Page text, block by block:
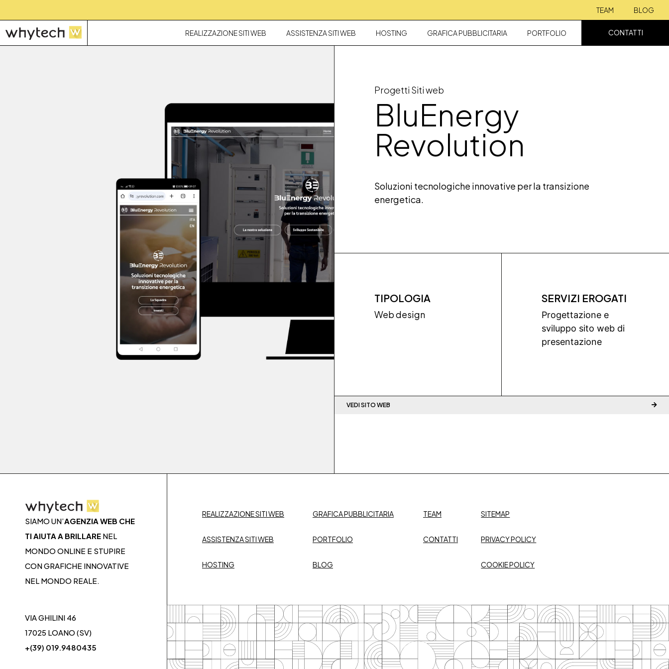
TEAM BLOG
REALIZZAZIONE SITI WEB ASSISTENZA SITI WEB HOSTING GRAFICA PUBBLICITARIA PORTFOLIO CONTATTI
Progetti Siti web
BluEnergy
Revolution
Soluzioni tecnologiche innovative per la transizione
energetica.
TIPOLOGIA
Web design
SERVIZI EROGATI
Progettazione e
sviluppo sito web di
presentazione
VEDI SITO WEB
SIAMO UN’AGENZIA WEB CHE
TI AIUTA A BRILLARE NEL
MONDO ONLINE E STUPIRE
CON GRAFICHE INNOVATIVE
NEL MONDO REALE.
VIA GHILINI 46
17025 LOANO (SV)
+(39) 019.9480435
REALIZZAZIONE SITI WEB
ASSISTENZA SITI WEB
HOSTING
GRAFICA PUBBLICITARIA
PORTFOLIO
BLOG
TEAM
CONTATTI
SITEMAP
PRIVACY POLICY
COOKIE POLICY